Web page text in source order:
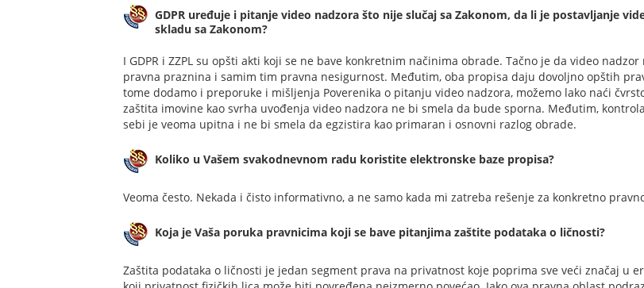
GDPR uređuje i pitanje video nadzora što nije slučaj sa Zakonom, da li je postavljanje
skladu sa Zakonom?
I GDPR i ZZPL su opšti akti koji se ne bave konkretnim načinima obrade. Tačno je da video
pravna praznina i samim tim pravna nesigurnost. Međutim, oba propisa daju dovoljno opštih
tome dodamo i preporuke i mišljenja Poverenika o pitanju video nadzora, možemo lako naći
zaštita imovine kao svrha uvođenja video nadzora ne bi smela da bude sporna. Međutim,
sebi je veoma upitna i ne bi smela da egzistira kao primaran i osnovni razlog obrade.
Koliko u Vašem svakodnevnom radu koristite elektronske baze propisa?
Veoma često. Nekada i čisto informativno, a ne samo kada mi zatreba rešenje za konkretno
Koja je Vaša poruka pravnicima koji se bave pitanjima zaštite podataka o ličnosti?
Zaštita podataka o ličnosti je jedan segment prava na privatnost koje poprima sve veći značaj u